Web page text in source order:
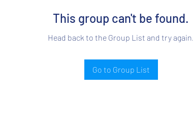
This group can't be found.
Head back to the Group List and try again.
Go to Group List